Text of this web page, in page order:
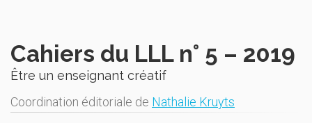
Cahiers du LLL n° 5 – 2019
Être un enseignant créatif
Coordination éditoriale de Nathalie Kruyts